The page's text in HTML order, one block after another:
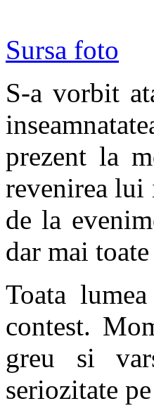
Sursa foto
S-a vorbit
prezent la
revenirea lui
de la
dar mai toate
Toata
contest.
greu si
seriozitate